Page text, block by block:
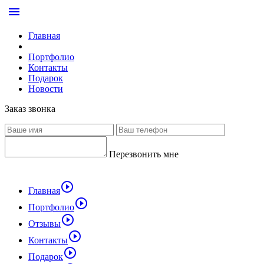
menu
Главная
Портфолио
Контакты
Подарок
Новости
Заказ звонка
Перезвонить мне
Главнаяplay_circle_outline
Портфолиоplay_circle_outline
Отзывыplay_circle_outline
Контактыplay_circle_outline
Подарокplay_circle_outline